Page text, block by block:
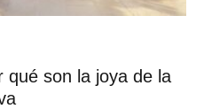
qué son la joya de la